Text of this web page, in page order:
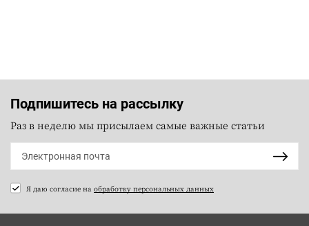
Подпишитесь на рассылку
Раз в неделю мы присылаем самые важные статьи
Я даю согласие на обработку персональных данных